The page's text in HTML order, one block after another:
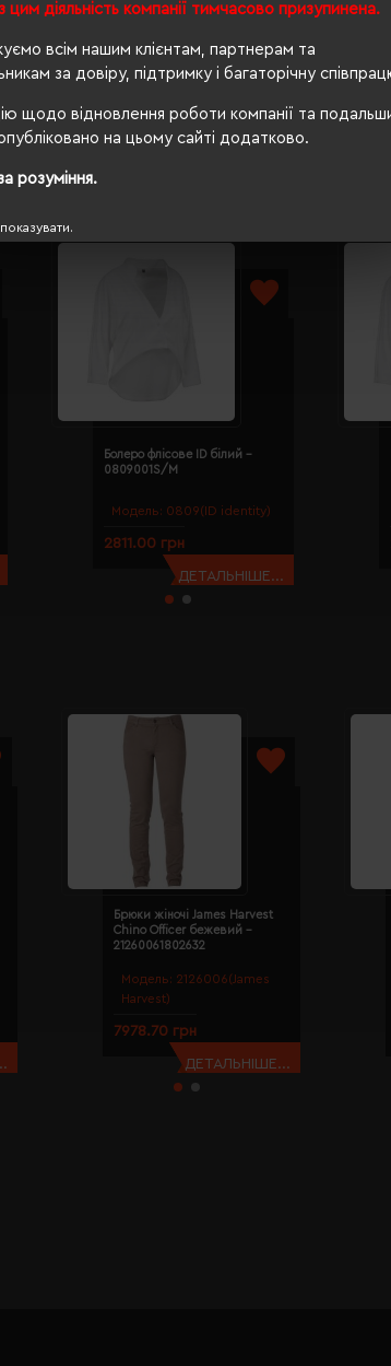
цим діяльність компанії тимчасово призупинена.
всім нашим клієнтам, партнерам та
за довіру, підтримку і багаторічну
щодо відновлення роботи компанії та
на цьому сайті додатково.
розуміння.
так
Модель: 0809(ID identity)
Болеро флісове ID білий -
0809001S/M
2811.00 грн
ДЕТАЛЬНІШЕ...
Модель: 2126006(James
Harvest)
Брюки жіночі James Harvest
Chino Officer бежевий -
21260061802632
7978.70 грн
ДЕТАЛЬНІШЕ...